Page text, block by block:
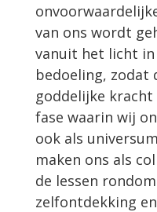
van ons wordt
vanuit het licht in
bedoeling, zodat
goddelijke
fase waarin wij
ook als
maken ons als
de lessen
zelfontdekking